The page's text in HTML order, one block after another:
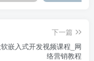
下一篇
嵌入式开发视频课程_网
络营销教程